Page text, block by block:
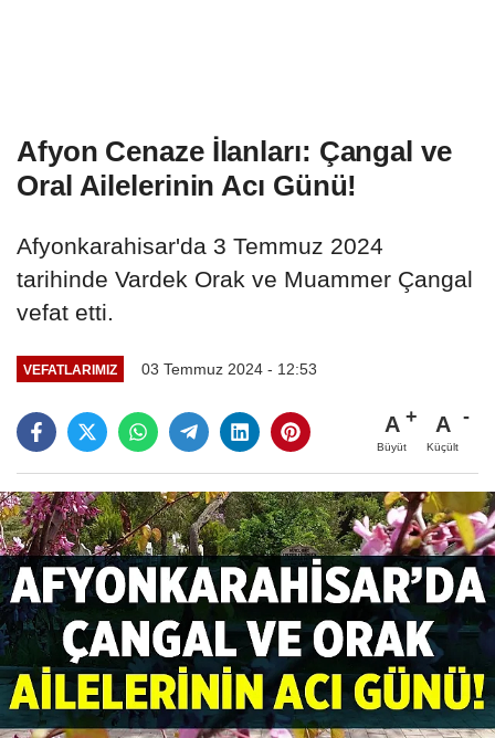
Afyon Cenaze İlanları: Çangal ve
Oral Ailelerinin Acı Günü!
Afyonkarahisar'da 3 Temmuz 2024
tarihinde Vardek Orak ve Muammer Çangal
vefat etti.
VEFATLARIMIZ 03 Temmuz 2024 - 12:53
A
Büyüt
A
Küçült